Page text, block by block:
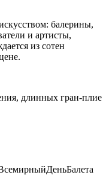
балерины,
и артисты,
из сотен
длинных гран-плие